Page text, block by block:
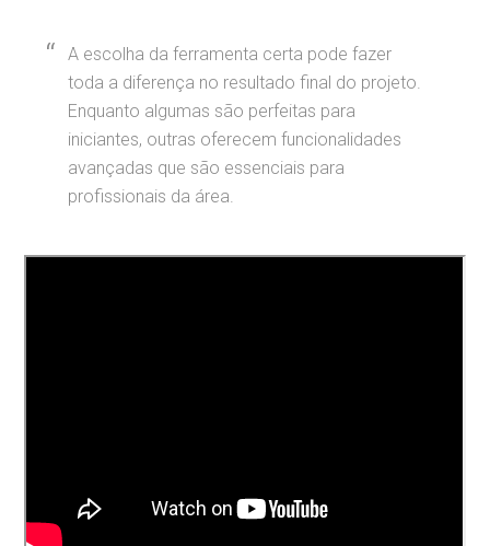
A escolha da ferramenta certa pode fazer
toda a diferença no resultado final do projeto.
Enquanto algumas são perfeitas para
iniciantes, outras oferecem funcionalidades
avançadas que são essenciais para
profissionais da área.